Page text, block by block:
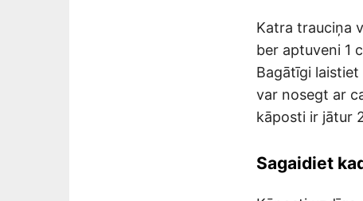
Katra trauciņa
ber aptuveni 1
Bagātīgi
var nosegt ar
kāposti ir jātur
Sagaidiet